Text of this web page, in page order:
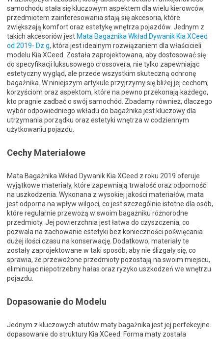
samochodu stała się kluczowym aspektem dla wielu kierowców,
przedmiotem zainteresowania stają się akcesoria, które
zwiększają komfort oraz estetykę wnętrza pojazdów. Jednym z
takich akcesoriów jest Mata Bagażnika Wkład Dywanik Kia XCeed
od 2019- Dz g, która jest idealnym rozwiązaniem dla właścicieli
modelu Kia XCeed. Została zaprojektowana, aby dostosować się
do specyfikacji luksusowego crossovera, nie tylko zapewniając
estetyczny wygląd, ale przede wszystkim skuteczną ochronę
bagażnika. W niniejszym artykule przyjrzymy się bliżej jej cechom,
korzyściom oraz aspektom, które na pewno przekonają każdego,
kto pragnie zadbać o swój samochód. Zbadamy również, dlaczego
wybór odpowiedniego wkładu do bagażnika jest kluczowy dla
utrzymania porządku oraz estetyki wnętrza w codziennym
użytkowaniu pojazdu.
Cechy Materiałowe
Mata Bagażnika Wkład Dywanik Kia XCeed z roku 2019 oferuje
wyjątkowe materiały, które zapewniają trwałość oraz odporność
na uszkodzenia. Wykonana z wysokiej jakości materiałów, mata
jest odporna na wpływ wilgoci, co jest szczególnie istotne dla osób,
które regularnie przewożą w swoim bagażniku różnorodne
przedmioty. Jej powierzchnia jest łatwa do czyszczenia, co
pozwala na zachowanie estetyki bez konieczności poświęcania
dużej ilości czasu na konserwację. Dodatkowo, materiały te
zostały zaprojektowane w taki sposób, aby nie ślizgały się, co
sprawia, że przewożone przedmioty pozostają na swoim miejscu,
eliminując niepotrzebny hałas oraz ryzyko uszkodzeń we wnętrzu
pojazdu.
Dopasowanie do Modelu
Jednym z kluczowych atutów maty bagażnika jest jej perfekcyjne
dopasowanie do struktury Kia XCeed. Forma maty została